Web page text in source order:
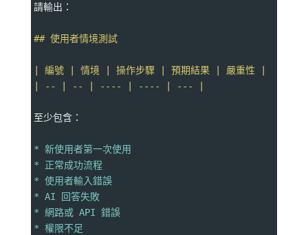
請輸出：
## 使用者情境測試
| 編號 | 情境 | 操作步驟 | 預期結果 | 嚴重性 |
| -- | -- | ---- | ---- | --- |
至少包含：
* 新使用者第一次使用
* 正常成功流程
* 使用者輸入錯誤
* AI 回答失敗
* 網路或 API 錯誤
* 權限不足